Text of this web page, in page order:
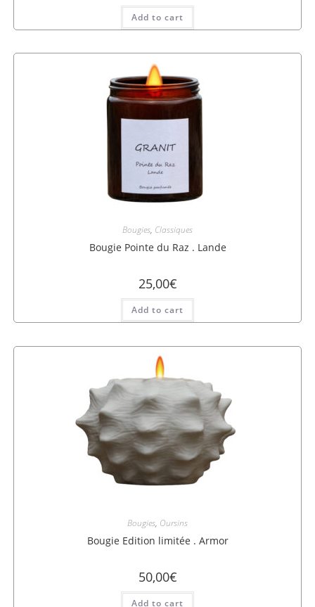
Add to cart
Bougies, Classiques
Bougie Pointe du Raz​ . Lande
25,00€
Add to cart
Bougies, Oursins
Bougie Edition limitée . Armor
50,00€
Add to cart